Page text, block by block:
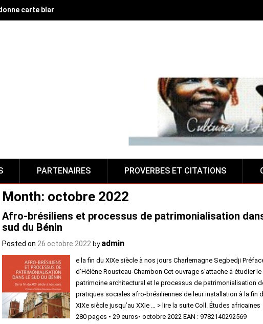
carte blanche à la Fabrique de Suza, lieu alternatif camerounais
PARTENAIRES PROVERBES ET CITATIONS
Month: octobre 2022
Afro-brésiliens et processus de patrimonialisation
sud du Bénin
Posted on 26 octobre 2022 by admin
e la fin du XIXe siècle à nos jours Charlemagne Segbedji
d’Hélène Rousteau-Chambon Cet ouvrage s’attache à étudier le
patrimoine architectural et le processus de patrimonialisation
pratiques sociales afro-brésiliennes de leur installation à la fin
XIXe siècle jusqu’au XXIe … > lire la suite Coll. Études africaines
280 pages • 29 euros• octobre 2022 EAN : 9782140292569